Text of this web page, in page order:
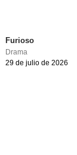
Furioso
Drama
29 de julio de 2026